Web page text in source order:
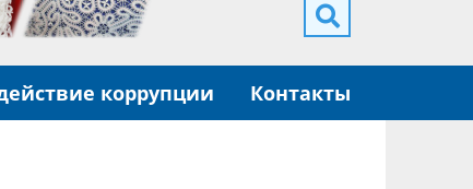
коррупции Контакты